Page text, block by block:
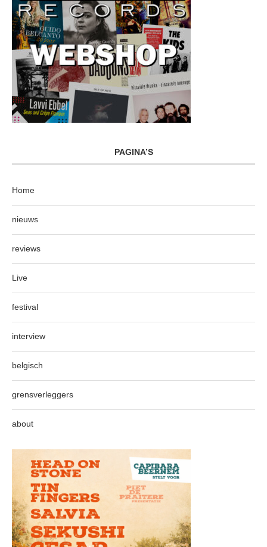
PAGINA’S
Home
nieuws
reviews
Live
festival
interview
belgisch
grensverleggers
about